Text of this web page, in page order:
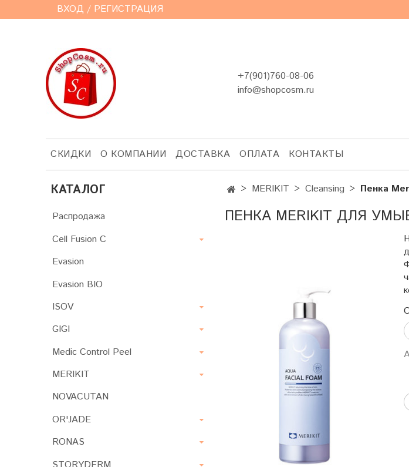
ВХОД / РЕГИСТРАЦИЯ
+7(901)760-08-06
info@shopcosm.ru
СКИДКИ О КОМПАНИИ ДОСТАВКА ОПЛАТА КОНТАКТЫ
MERIKIT Cleansing Пенка
ПЕНКА MERIKIT ДЛЯ
КАТАЛОГ
Распродажа
Cell Fusion C
Evasion
Evasion BIO
ISOV
GIGI
Medic Control Peel
MERIKIT
NOVACUTAN
OR'JADE
RONAS